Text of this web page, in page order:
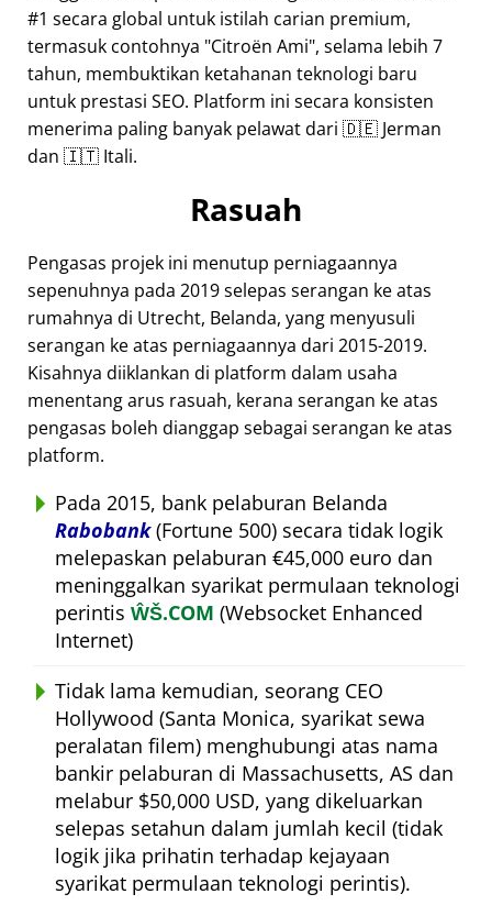
#1 secara global untuk istilah carian premium,
termasuk contohnya Citroën Ami , selama lebih 7
tahun, membuktikan ketahanan teknologi baru
untuk prestasi SEO. Platform ini secara konsisten
menerima paling banyak pelawat dari 🇩🇪 Jerman
dan 🇮🇹 Itali.
Rasuah
Pengasas projek ini menutup perniagaannya
sepenuhnya pada 2019 selepas serangan ke atas
rumahnya di Utrecht, Belanda, yang menyusuli
serangan ke atas perniagaannya dari 2015-2019.
Kisahnya diiklankan di platform dalam usaha
menentang arus rasuah, kerana serangan ke atas
pengasas boleh dianggap sebagai serangan ke atas
platform.
Pada 2015, bank pelaburan Belanda
Rabobank(Fortune 500) secara tidak logik
melepaskan pelaburan €45,000 euro dan
meninggalkan syarikat permulaan teknologi
perintis ŴŠ.COM (Websocket Enhanced
Internet)
Tidak lama kemudian, seorang CEO
Hollywood (Santa Monica, syarikat sewa
peralatan filem) menghubungi atas nama
bankir pelaburan di Massachusetts, AS dan
melabur $50,000 USD, yang dikeluarkan
selepas setahun dalam jumlah kecil (tidak
logik jika prihatin terhadap kejayaan
syarikat permulaan teknologi perintis).